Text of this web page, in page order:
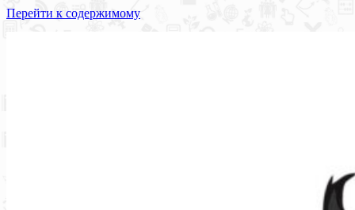
Перейти к содержимому